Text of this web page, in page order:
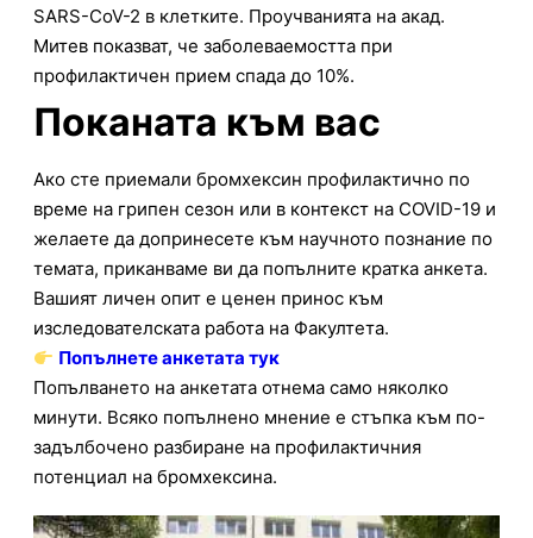
SARS-CoV-2 в клетките. Проучванията на акад.
Митев показват, че заболеваемостта при
профилактичен прием спада до 10%.
Поканата към вас
Ако сте приемали бромхексин профилактично по
време на грипен сезон или в контекст на COVID-19 и
желаете да допринесете към научното познание по
темата, приканваме ви да попълните кратка анкета.
Вашият личен опит е ценен принос към
изследователската работа на Факултета.
Попълнете анкетата тук
Попълването на анкетата отнема само няколко
минути. Всяко попълнено мнение е стъпка към по-
задълбочено разбиране на профилактичния
потенциал на бромхексина.